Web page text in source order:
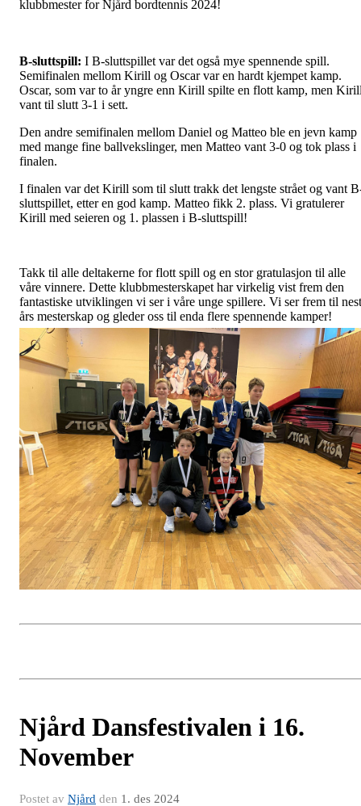
klubbmester for Njård bordtennis 2024!
B-sluttspill: I B-sluttspillet var det også mye spennende spill.
Semifinalen mellom Kirill og Oscar var en hardt kjempet kamp.
Oscar, som var to år yngre enn Kirill spilte en flott kamp, men
vant til slutt 3-1 i sett.
Den andre semifinalen mellom Daniel og Matteo ble en jevn kamp
med mange fine ballvekslinger, men Matteo vant 3-0 og tok plass i
finalen.
I finalen var det Kirill som til slutt trakk det lengste strået og vant
sluttspillet, etter en god kamp. Matteo fikk 2. plass. Vi gratulerer
Kirill med seieren og 1. plassen i B-sluttspill!
Takk til alle deltakerne for flott spill og en stor gratulasjon til alle
våre vinnere. Dette klubbmesterskapet har virkelig vist frem den
fantastiske utviklingen vi ser i våre unge spillere. Vi ser frem til
års mesterskap og gleder oss til enda flere spennende kamper!
Njård Dansfestivalen i 16.
November
Postet av Njård den 1. des 2024